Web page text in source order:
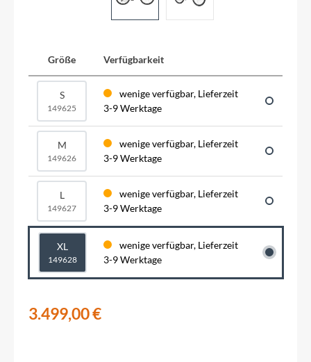
Größe Verfügbarkeit
S
149625
wenige verfügbar, Lieferzeit
3-9 Werktage
M
149626
wenige verfügbar, Lieferzeit
3-9 Werktage
L
149627
wenige verfügbar, Lieferzeit
3-9 Werktage
XL
149628
wenige verfügbar, Lieferzeit
3-9 Werktage
3.499,00 €